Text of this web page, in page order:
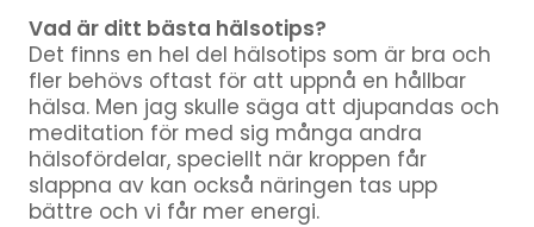
Vad är ditt bästa hälsotips?
Det finns en hel del hälsotips som är bra och
fler behövs oftast för att uppnå en hållbar
hälsa. Men jag skulle säga att djupandas och
meditation för med sig många andra
hälsofördelar, speciellt när kroppen får
slappna av kan också näringen tas upp
bättre och vi får mer energi.